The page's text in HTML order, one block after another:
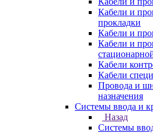
Кабели и
прокладки
Кабели и
Кабели и
Кабели
Кабели
Провода и
назначения
Системы ввода и
Назад
Системы